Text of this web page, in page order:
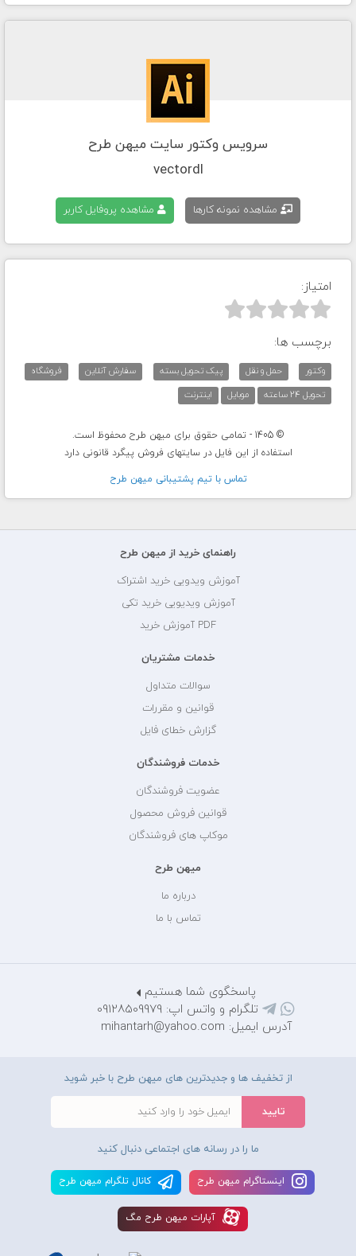
سرویس وکتور سایت میهن طرح
vectordl
مشاهده نمونه کارها مشاهده پروفایل کاربر
امتیاز:



برچسب ها:
وکتور حمل و نقل پیک تحویل بسته سفارش آنلاین
فروشگاه
تحویل 24 ساعته
موبایل اینترنت
© 1405 - تمامی حقوق برای میهن طرح محفوظ است.
استفاده از این فایل در سایتهای فروش پیگرد قانونی دارد
تماس با تيم پشتيبانی ميهن طرح
راهنمای خرید از میهن طرح
آموزش ویدویی خرید اشتراک
آموزش ویدیویی خرید تکی
PDF آموزش خرید
خدمات مشتریان
سوالات متداول
قوانین و مقررات
گزارش خطای فایل
خدمات فروشندگان
عضویت فروشندگان
قوانین فروش محصول
موکاپ های فروشندگان
میهن طرح
درباره ما
تماس با ما
پاسخگوی شما هستیم
تلگرام و واتس اپ: 09128509979
آدرس ایمیل: mihantarh@yahoo.com
از تخفیف ها و جدیدترین های میهن طرح با خبر شوید
ما را در رسانه های اجتماعی دنبال کنید
اينستاگرام ميهن طرح کانال تلگرام ميهن طرح
آپارات ميهن طرح مگ